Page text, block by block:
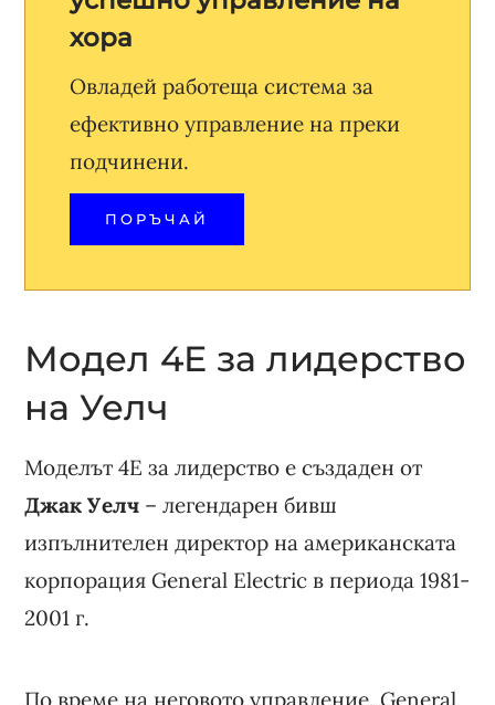
хора
Овладей работеща система за
ефективно управление на преки
подчинени.
ПОРЪЧАЙ
Модел 4E за лидерство
на Уелч
Моделът 4E за лидерство е създаден от
Джак Уелч – легендарен бивш
изпълнителен директор на американската
корпорация General Electric в периода 1981-
2001 г.
По време на неговото управление, General